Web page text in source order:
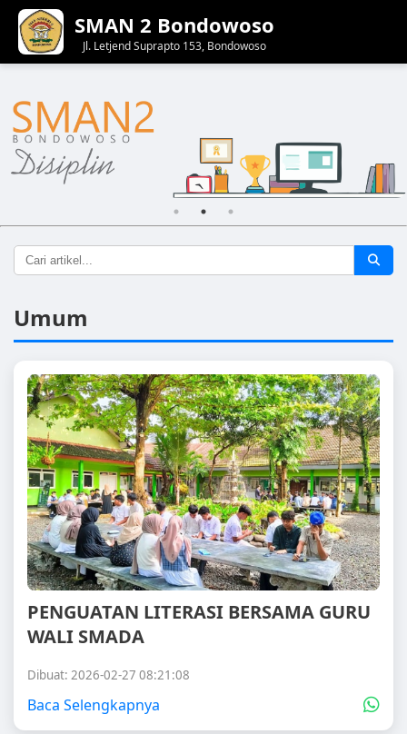
SMAN 2 Bondowoso
Jl. Letjend Suprapto 153, Bondowoso
Umum
PENGUATAN LITERASI BERSAMA GURU
WALI SMADA
Dibuat: 2026-02-27 08:21:08
Baca Selengkapnya